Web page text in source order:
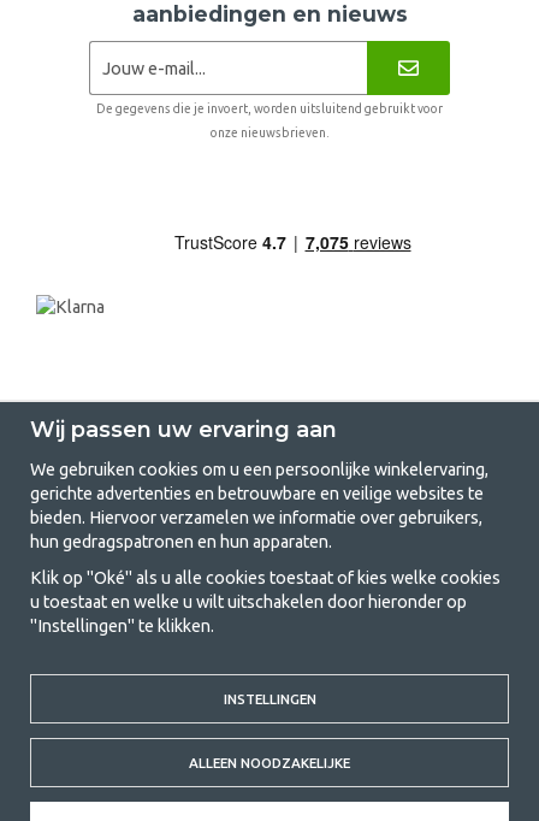
aanbiedingen en nieuws
De gegevens die je invoert, worden uitsluitend gebruikt voor
onze nieuwsbrieven.
GetCamping.nl - Jouw winkel voor
kamperen en buitenleven
Kamperen kan een levensstijl zijn of een manier om het gezin samen te
brengen voor een gezamenlijk avontuur. Welke categorie je ook kiest,
bij ons vind je alles wat je nodig hebt aan kampeeraccessoires. Wij
bieden wij zeer scherpe prijzen voor familietenten, caravanluifels en alle
andere uitrusting voor kamperen en buitenleven. Ons doel is om in elke
prijsklasse de beste kampeeruitrusting te leveren wat betreft kwaliteit
en functionaliteit. Neem gerust contact met ons op als je iets mist of
meer wilt weten.
© 2020 GetCamping. All rights reserved.
Wij passen uw ervaring aan
We gebruiken cookies om u een persoonlijke winkelervaring,
gerichte advertenties en betrouwbare en veilige websites te
bieden. Hiervoor verzamelen we informatie over gebruikers,
hun gedragspatronen en hun apparaten.
Klik op "Oké" als u alle cookies toestaat of kies welke cookies
u toestaat en welke u wilt uitschakelen door hieronder op
"Instellingen" te klikken.
INSTELLINGEN
ALLEEN NOODZAKELIJKE